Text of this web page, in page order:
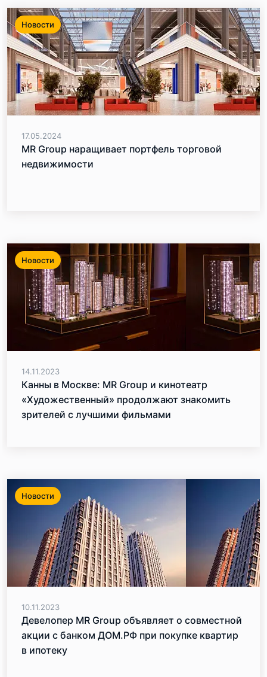
Новости
17.05.2024
MR Group наращивает портфель торговой
недвижимости
Новости
14.11.2023
Канны в Москве: MR Group и кинотеатр
«Художественный» продолжают знакомить
зрителей с лучшими фильмами
Новости
10.11.2023
Девелопер MR Group объявляет о совместной
акции с банком ДОМ.РФ при покупке квартир
в ипотеку